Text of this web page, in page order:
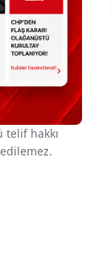
telif hakkı